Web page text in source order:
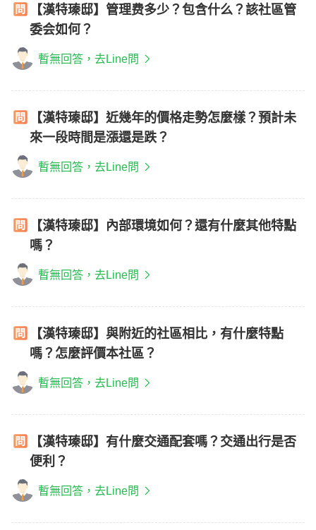
【漢特瑧邸】管理费多少？包含什么？該社區管
委会如何？
暫無回答，去Line問
【漢特瑧邸】近幾年的價格走勢怎麼樣？預計未
來一段時間是漲還是跌？
暫無回答，去Line問
【漢特瑧邸】內部環境如何？還有什麼其他特點
嗎？
暫無回答，去Line問
【漢特瑧邸】與附近的社區相比，有什麼特點
嗎？怎麼評價本社區？
暫無回答，去Line問
【漢特瑧邸】有什麼交通配套嗎？交通出行是否
便利？
暫無回答，去Line問